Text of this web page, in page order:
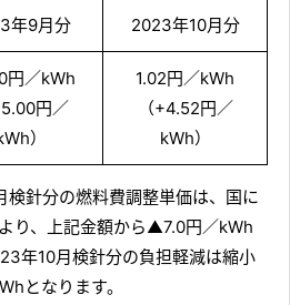
年9月分 2023年10月分
円／kWh
円／
）
1.02円／kWh
（+4.52円／
kWh）
針分の燃料費調整単価は、国に
り、上記金額から▲7.0円／kWh
年10月検針分の負担軽減は縮小
となります。